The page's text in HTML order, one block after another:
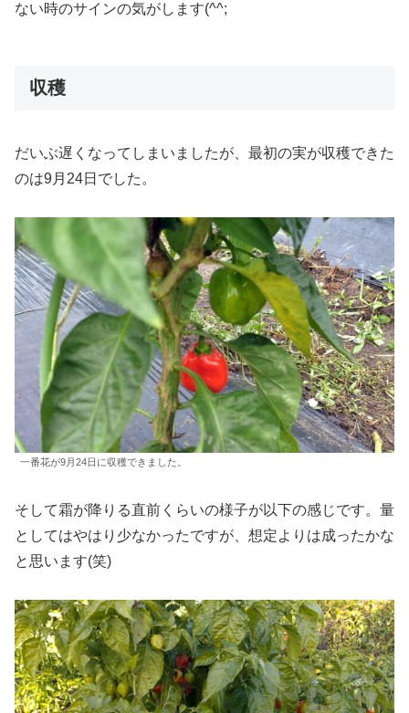
ない時のサインの気がします(^^;
収穫
だいぶ遅くなってしまいましたが、最初の実が収穫できた
のは9月24日でした。
一番花が9月24日に収穫できました。
そして霜が降りる直前くらいの様子が以下の感じです。量
としてはやはり少なかったですが、想定よりは成ったかな
と思います(笑)